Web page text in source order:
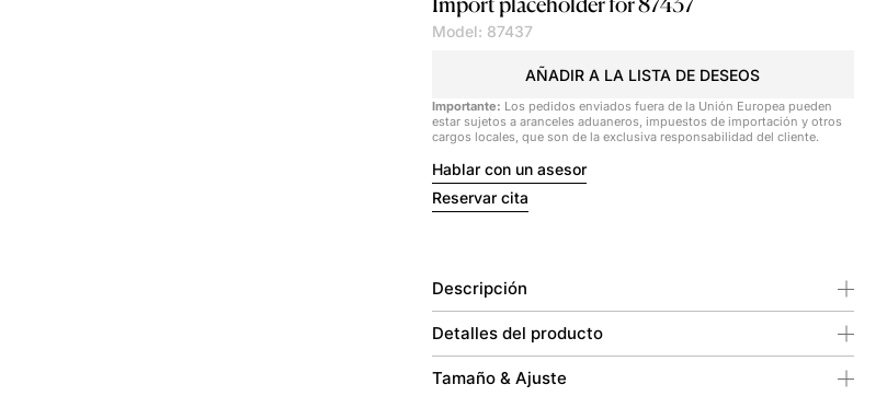
Model: 87437
AÑADIR A LA LISTA DE DESEOS
Importante: Los pedidos enviados fuera de la Unión Europea pueden
estar sujetos a aranceles aduaneros, impuestos de importación y otros
cargos locales, que son de la exclusiva responsabilidad del cliente.
Hablar con un asesor
Reservar cita
Descripción
Detalles del producto
Tamaño & Ajuste